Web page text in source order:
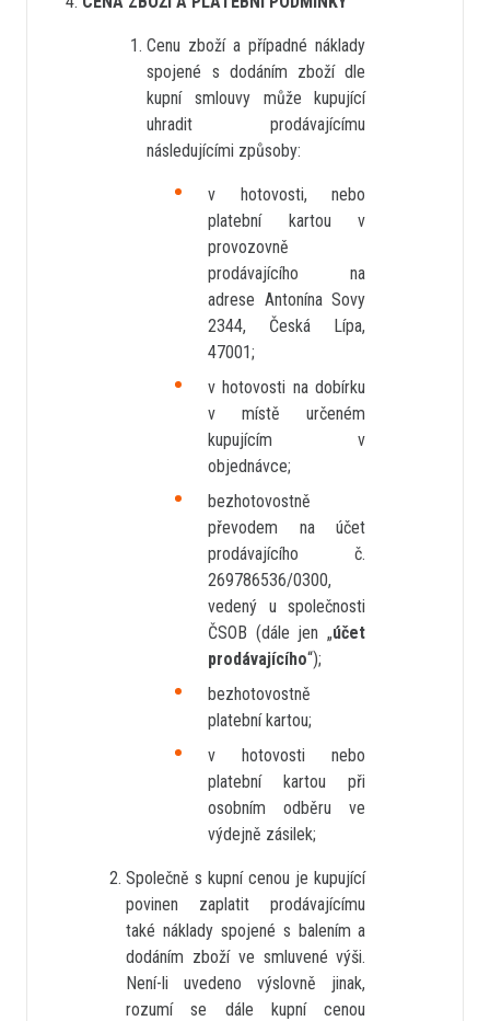
Cenu zboží a případné náklady
spojené s dodáním zboží dle
kupní smlouvy může kupující
uhradit prodávajícímu
následujícími způsoby:
v hotovosti, nebo
platební kartou v
provozovně
prodávajícího na
adrese Antonína Sovy
2344, Česká Lípa,
47001;
v hotovosti na dobírku
v místě určeném
kupujícím v
objednávce;
bezhotovostně
převodem na účet
prodávajícího č.
269786536/0300,
vedený u společnosti
ČSOB (dále jen „účet
prodávajícího“);
bezhotovostně
platební kartou;
v hotovosti nebo
platební kartou při
osobním odběru ve
výdejně zásilek;
Společně s kupní cenou je kupující
povinen zaplatit prodávajícímu
také náklady spojené s balením a
dodáním zboží ve smluvené výši.
Není-li uvedeno výslovně jinak,
rozumí se dále kupní cenou